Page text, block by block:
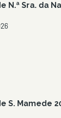
N.ª Sra. da
S. Mamede